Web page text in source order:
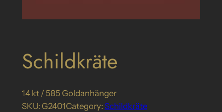
Schildkräte
14 kt / 585 Goldanhänger
SKU: G2401Category: Schildkräte